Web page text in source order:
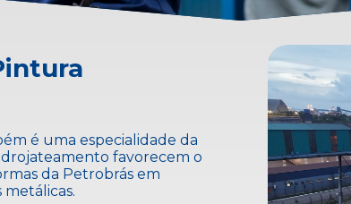
é uma especialidade da
favorecem o
da Petrobrás em